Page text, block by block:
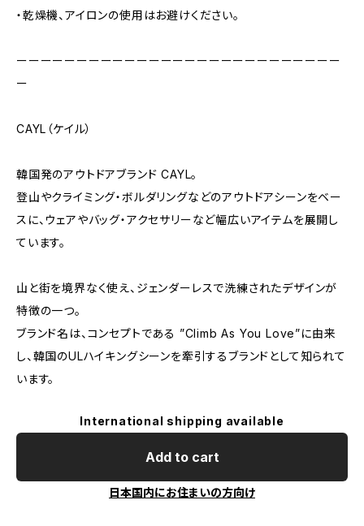
・乾燥機、アイロンの使用はお避けください。
ーーーーーーーーーーーーーーーーーーーーーーーーーーー
ー
CAYL（ケイル）
韓国発のアウトドアブランド CAYL。
登山やクライミング・ボルダリングなどのアウトドアシーンをベー
スに、ウェアやバッグ・アクセサリーなど幅広いアイテムを展開し
ています。
山と街を境界なく使え、ジェンダーレスで洗練されたデザインが
特徴の一つ。
ブランド名は、コンセプトである ”Climb As You Love”に由来
し、韓国のULハイキングシーンを牽引するブランドとして知られて
います。
International shipping available
Add to cart
日本国内にお住まいの方向け